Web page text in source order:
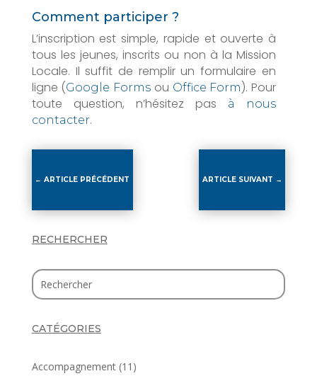
Comment participer ?
L’inscription est simple, rapide et ouverte à
tous les jeunes, inscrits ou non à la Mission
Locale. Il suffit de remplir un formulaire en
ligne (Google Forms ou Office Form). Pour
toute question, n’hésitez pas à nous
contacter.
←ARTICLE PRÉCÉDENT ARTICLE SUIVANT →
RECHERCHER
CATÉGORIES
Accompagnement(11)